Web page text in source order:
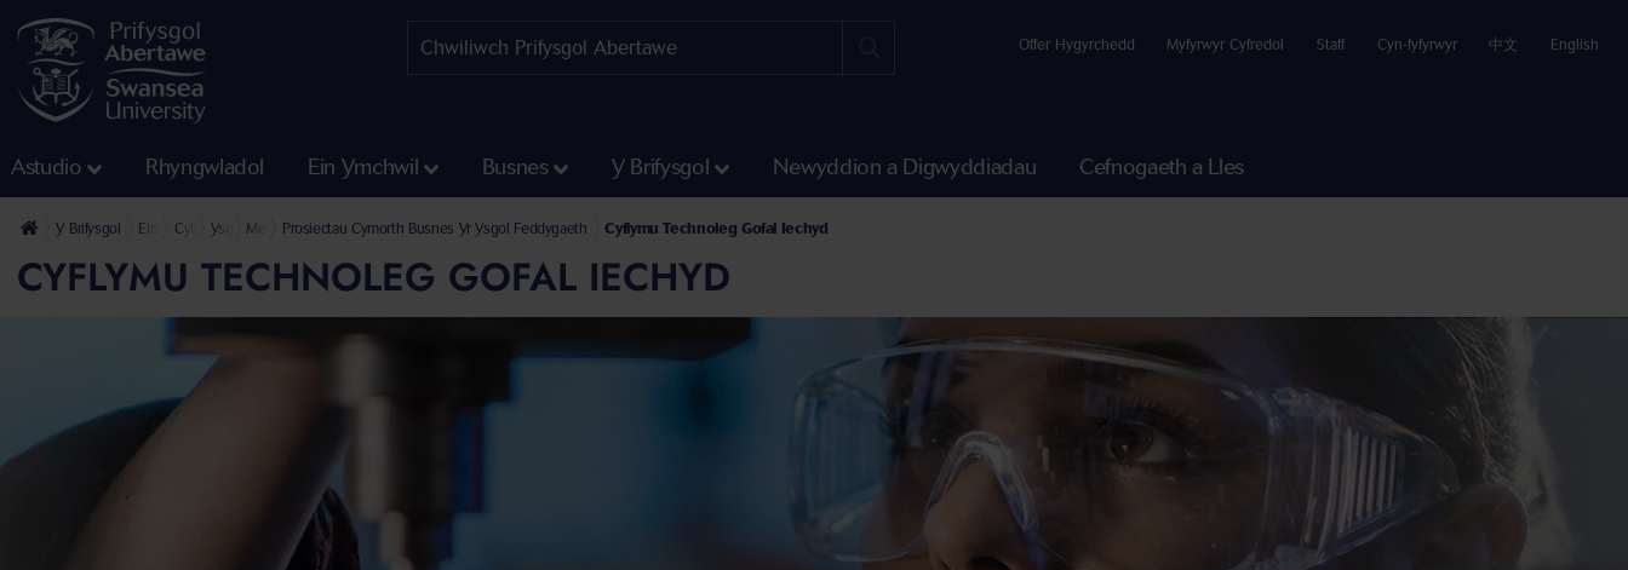
Offer Hygyrchedd Myfyrwyr Cyfredol Staff Cyn-fyfyrwyr 中文 English
Astudio Rhyngwladol Ein Ymchwil Busnes Y Brifysgol Newyddion a Digwyddiadau Cefnogaeth a Lles
Y Brifysgol Ein Cyfadrannau
Cyfadran Meddygaeth, Iechyd a Gwyddor Bywyd
Ysgol Feddygaeth Prifysgol Abertawe
Mentergarwch Ac Arloesi Yn Yr Ysgol Feddygaeth
Prosiectau Cymorth Busnes Yr Ysgol Feddygaeth Cyflymu Technoleg Gofal Iechyd
CYFLYMU TECHNOLEG GOFAL IECHYD